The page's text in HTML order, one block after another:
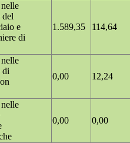
del
e
di
1.589,35 114,64
di
0,00 12,24
0,00 0,00